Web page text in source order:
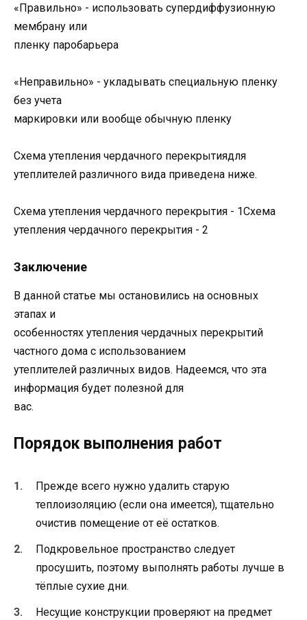
«Правильно» - использовать супердиффузионную
мембрану или
пленку паробарьера
«Неправильно» - укладывать специальную пленку
без учета
маркировки или вообще обычную пленку
Схема утепления чердачного перекрытиядля
утеплителей различного вида приведена ниже.
Схема утепления чердачного перекрытия - 1Схема
утепления чердачного перекрытия - 2
Заключение
В данной статье мы остановились на основных
этапах и
особенностях утепления чердачных перекрытий
частного дома с использованием
утеплителей различных видов. Надеемся, что эта
информация будет полезной для
вас.
Порядок выполнения работ
Прежде всего нужно удалить старую
теплоизоляцию (если она имеется), тщательно
очистив помещение от её остатков.
Подкровельное пространство следует
просушить, поэтому выполнять работы лучше в
тёплые сухие дни.
Несущие конструкции проверяют на предмет